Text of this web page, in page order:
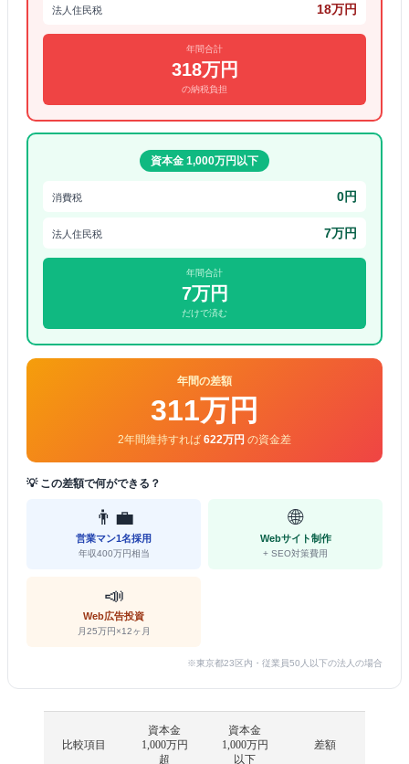
法人住民税 18万円
年間合計
318万円
の納税負担
資本金 1,000万円以下
消費税 0円
法人住民税 7万円
年間合計
7万円
だけで済む
年間の差額
311万円
2年間維持すれば 622万円 の資金差
💡 この差額で何ができる？
👨‍💼
営業マン1名採用
年収400万円相当
🌐
Webサイト制作
+ SEO対策費用
📣
Web広告投資
月25万円×12ヶ月
※東京都23区内・従業員50人以下の法人の場合
比較項目
資本金
1,000万円
超
資本金
1,000万円
以下
差額